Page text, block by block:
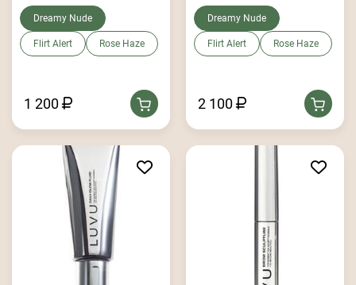
Dreamy Nude
Flirt Alert Rose Haze
1 200
Dreamy Nude
Flirt Alert Rose Haze
2 100